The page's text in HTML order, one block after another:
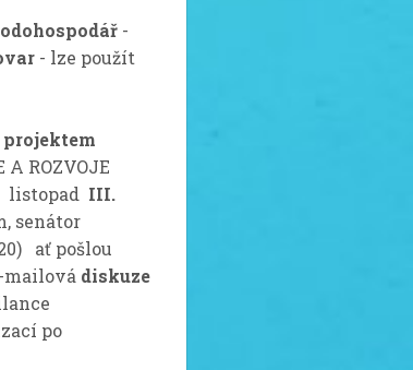
-
- lze použít
projektem
A ROZVOJE
III.
senátor
ať pošlou
mailová diskuze
- bilance
po